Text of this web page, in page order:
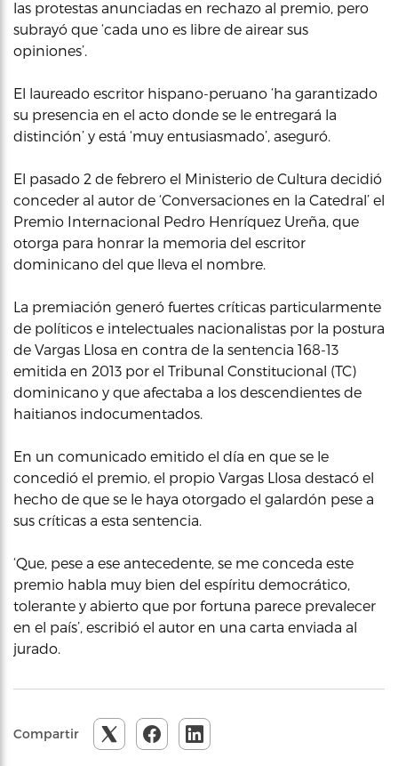
las protestas anunciadas en rechazo al premio, pero
subrayó que ‘cada uno es libre de airear sus
opiniones’.
El laureado escritor hispano-peruano ‘ha garantizado
su presencia en el acto donde se le entregará la
distinción’ y está ‘muy entusiasmado’, aseguró.
El pasado 2 de febrero el Ministerio de Cultura decidió
conceder al autor de ‘Conversaciones en la Catedral’ el
Premio Internacional Pedro Henríquez Ureña, que
otorga para honrar la memoria del escritor
dominicano del que lleva el nombre.
La premiación generó fuertes críticas particularmente
de políticos e intelectuales nacionalistas por la postura
de Vargas Llosa en contra de la sentencia 168-13
emitida en 2013 por el Tribunal Constitucional (TC)
dominicano y que afectaba a los descendientes de
haitianos indocumentados.
En un comunicado emitido el día en que se le
concedió el premio, el propio Vargas Llosa destacó el
hecho de que se le haya otorgado el galardón pese a
sus críticas a esta sentencia.
‘Que, pese a ese antecedente, se me conceda este
premio habla muy bien del espíritu democrático,
tolerante y abierto que por fortuna parece prevalecer
en el país’, escribió el autor en una carta enviada al
jurado.
Compartir